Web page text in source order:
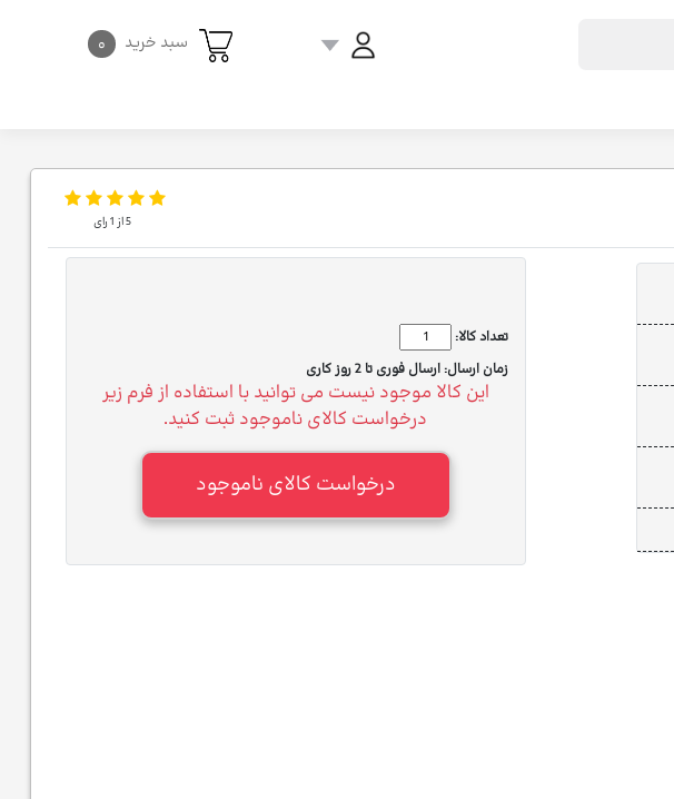
سبد خرید ۰
5از 1رای
تعداد کالا:
زمان ارسال: ارسال فوری تا 2 روز کاری
این کالا موجود نیست می توانید با استفاده از فرم زیر
درخواست کالای ناموجود ثبت کنید.